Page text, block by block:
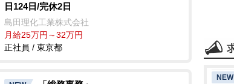
日124日/完休2日
島田理化工業株式会社
月給25万円～32万円
正社員 / 東京都
NEW